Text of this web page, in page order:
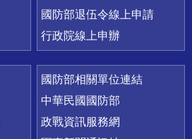
國防部退伍令線上申請
行政院線上申辦
國防部相關單位連結
中華民國國防部
政戰資訊服務網